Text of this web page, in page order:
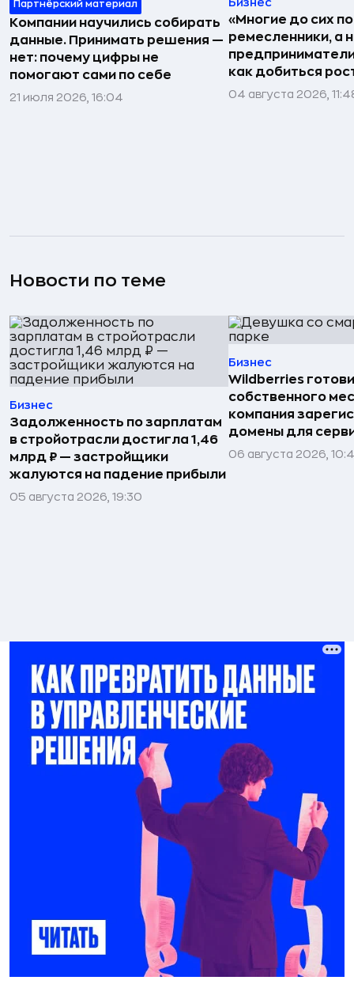
Партнёрский материал
Компании научились собирать
данные. Принимать решения —
нет: почему цифры не
помогают сами по себе
21 июля 2026, 16:04
Бизнес
«Многие до сих
ремесленники, а
как добиться
04 августа 2026,
Новости по теме
Бизнес
Задолженность по зарплатам
в стройотрасли достигла 1,46
млрд ₽ — застройщики
жалуются на падение прибыли
05 августа 2026, 19:30
Бизнес
Wildberries
собственного
компания
домены для
06 августа 2026,